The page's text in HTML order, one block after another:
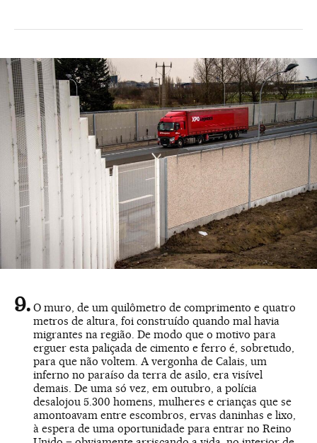
O muro, de um quilômetro de comprimento e quatro
metros de altura, foi construído quando mal havia
migrantes na região. De modo que o motivo para
erguer esta paliçada de cimento e ferro é, sobretudo,
para que não voltem. A vergonha de Calais, um
inferno no paraíso da terra de asilo, era visível
demais. De uma só vez, em outubro, a polícia
desalojou 5.300 homens, mulheres e crianças que se
amontoavam entre escombros, ervas daninhas e lixo,
à espera de uma oportunidade para entrar no Reino